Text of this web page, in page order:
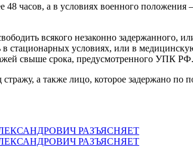
часов, а в условиях военного положения
всякого незаконно задержанного,
условиях, или в
свыше срока, предусмотренного УПК РФ.
а также лицо, которое задержано по
РАЗЪЯСНЯЕТ
РАЗЪЯСНЯЕТ